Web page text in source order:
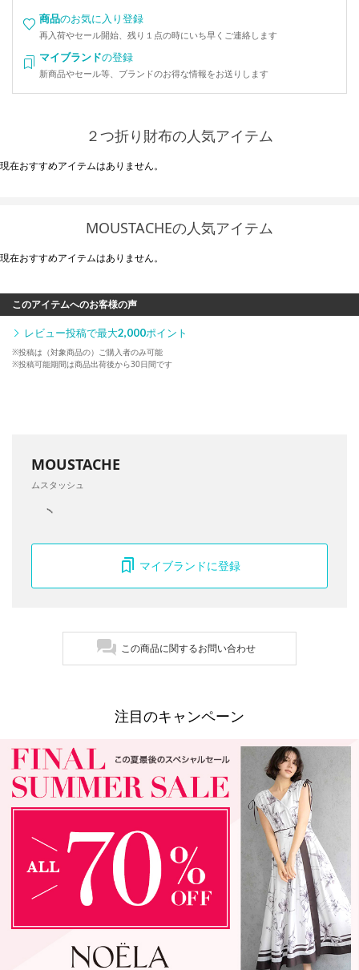
商品のお気に入り登録
再入荷やセール開始、残り１点の時にいち早くご連絡します
マイブランドの登録
新商品やセール等、ブランドのお得な情報をお送りします
２つ折り財布の人気アイテム
現在おすすめアイテムはありません。
MOUSTACHEの人気アイテム
現在おすすめアイテムはありません。
このアイテムへのお客様の声
レビュー投稿で最大2,000ポイント
※投稿は（対象商品の）ご購入者のみ可能
※投稿可能期間は商品出荷後から30日間です
MOUSTACHE
ムスタッシュ
マイブランドに登録
この商品に関するお問い合わせ
注目のキャンペーン